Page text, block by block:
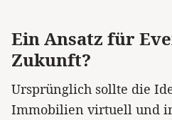
Ein Ansatz für
Zukunft?
Ursprünglich sollte die
Immobilien virtuell und